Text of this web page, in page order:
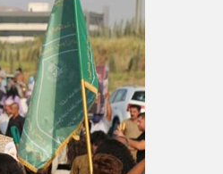
ي
د
إ
ل
ك
ت